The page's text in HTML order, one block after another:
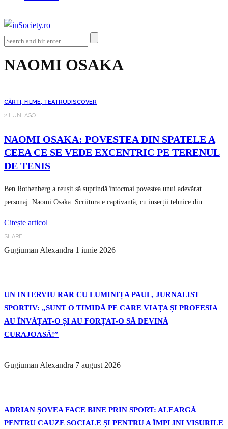
NAOMI OSAKA
CĂRTI, FILME, TEATRUDISCOVER
2 LUNI AGO
NAOMI OSAKA: POVESTEA DIN SPATELE A
CEEA CE SE VEDE EXCENTRIC PE TERENUL
DE TENIS
Ben Rothenberg a reușit să suprindă întocmai povestea unui adevărat
personaj: Naomi Osaka. Scriitura e captivantă, cu inserții tehnice din
Citește articol
SHARE
Gugiuman Alexandra 1 iunie 2026
UN INTERVIU RAR CU LUMINIȚA PAUL, JURNALIST
SPORTIV: „SUNT O TIMIDĂ PE CARE VIAȚA ȘI PROFESIA
AU ÎNVĂȚAT-O ȘI AU FORȚAT-O SĂ DEVINĂ
CURAJOASĂ!”
Gugiuman Alexandra 7 august 2026
ADRIAN ȘOVEA FACE BINE PRIN SPORT: ALEARGĂ
PENTRU CAUZE SOCIALE ȘI PENTRU A ÎMPLINI VISURILE